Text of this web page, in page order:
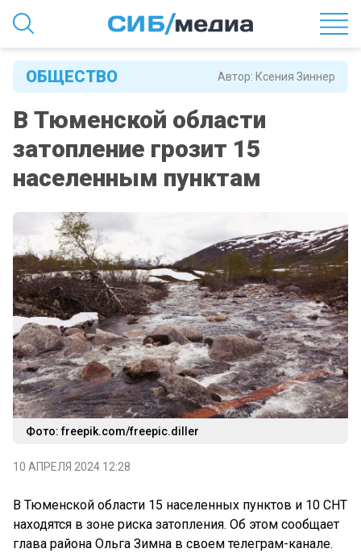
Автор: Ксения Зиннер
ОБЩЕСТВО
В Тюменской области
затопление грозит 15
населенным пунктам
Фото: freepik.com/freepic.diller
10 АПРЕЛЯ 2024 12:28
В Тюменской области 15 населенных пунктов и 10 СНТ
находятся в зоне риска затопления. Об этом сообщает
глава района Ольга Зимна в своем телеграм-канале.